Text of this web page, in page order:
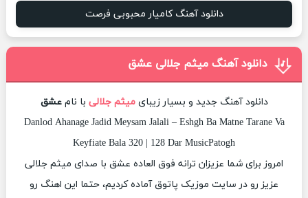
دانلود آهنگ کامیار محبوبی فرصت
دانلود آهنگ میثم جلالی عشق
دانلود آهنگ جدید و بسیار زیبایمیثم جلالی با نامعشق
Danlod Ahanage Jadid Meysam Jalali – Eshgh Ba Matne Tarane Va
Keyfiate Bala 320 | 128 Dar MusicPatogh
امروز برای شما عزیزان ترانه فوق العاده عشق با صدای میثم جلالی
عزیز رو در سایت موزیک پاتوق آماده کردیم، حتما این اهنگ رو